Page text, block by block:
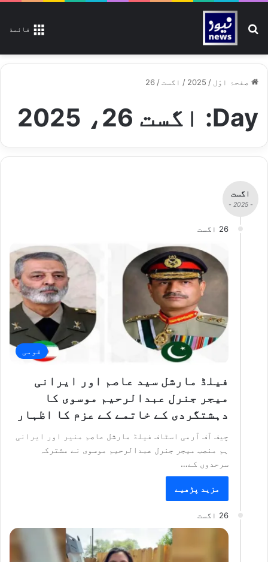
قائمة تلاش کیجیے
صفحۂ اوّل /
2025
/ اگست/
26
Day: اگست 26، 2025
اگست
- 2025 -
26 اگست
قومی
فیلڈ مارشل سید عاصم اور ایرانی
میجر جنرل عبدالرحیم موسوی کا
دہشتگردی کے خاتمے کے عزم کا اظہار
چیف آف آرمی اسٹاف فیلڈ مارشل عاصم منیر اور ایرانی
ہم منصب میجر جنرل عبدالرحیم موسوی نے مشترکہ
سرحدوں کے…
مزید پڑھیے
26 اگست